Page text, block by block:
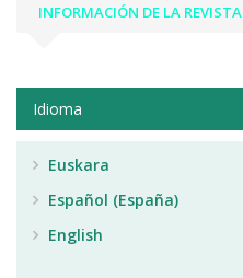
INFORMACIÓN DE LA REVISTA
Idioma
Euskara
Español (España)
English